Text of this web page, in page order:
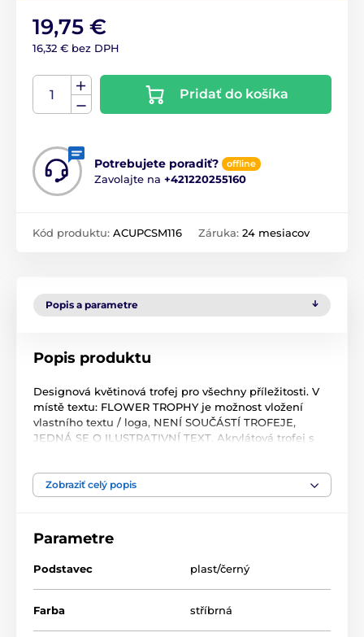
19,75 €
16,32 € bez DPH
Pridať do košíka
Potrebujete poradiť? offline
Zavolajte na +421220255160
Kód produktu: ACUPCSM116 Záruka: 24 mesiacov
Popis a parametre
Popis produktu
Designová květinová trofej pro všechny příležitosti. V
místě textu: FLOWER TROPHY je možnost vložení
vlastního textu / loga, NENÍ SOUČÁSTÍ TROFEJE,
JEDNÁ SE O ILUSTRATIVNÍ TEXT. Akrylátová trofej s
plastový. Oboustranný tisk.
Produkt je zaradený v kategóriách
Květinová edice ACUPCS
Zobraziť celý popis
Parametre
Podstavec plast/černý
Farba stříbrná